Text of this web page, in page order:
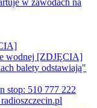
w zawodach na
wodnej [ZDJĘCIA]
balety odstawiają"
stop: 510 777 222
radioszczecin.pl